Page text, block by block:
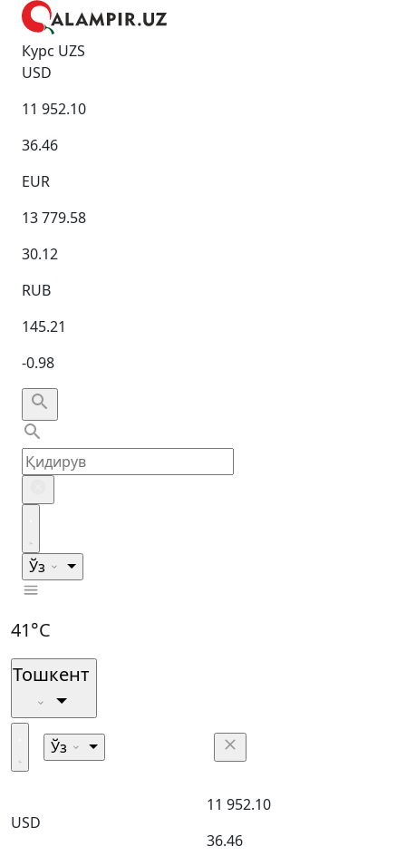
Курс UZS
USD
11 952.10
36.46
EUR
13 779.58
30.12
RUB
145.21
-0.98
Ўз
41°C
Тошкент
Ўз
USD
11 952.10
36.46